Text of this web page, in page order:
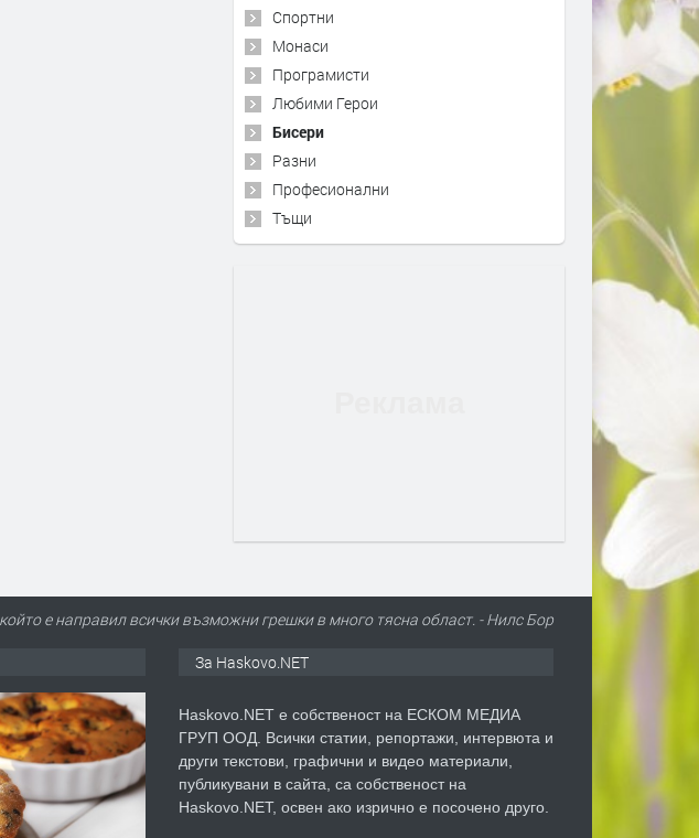
Спортни
Монаси
Програмисти
Любими Герои
Бисери
Разни
Професионални
Тъщи
който е направил всички възможни грешки в много тясна област. - Нилс Бор
За Haskovo.NET
Haskovo.NET е собственост на ЕСКОМ МЕДИА
ГРУП ООД. Всички статии, репортажи, интервюта и
други текстови, графични и видео материали,
публикувани в сайта, са собственост на
Haskovo.NET, освен ако изрично е посочено друго.